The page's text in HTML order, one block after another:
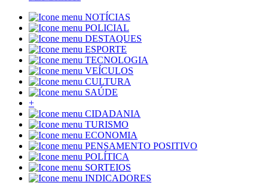
NOTÍCIAS
POLICIAL
DESTAQUES
ESPORTE
TECNOLOGIA
VEÍCULOS
CULTURA
SAÚDE
+
CIDADANIA
TURISMO
ECONOMIA
PENSAMENTO POSITIVO
POLÍTICA
SORTEIOS
INDICADORES